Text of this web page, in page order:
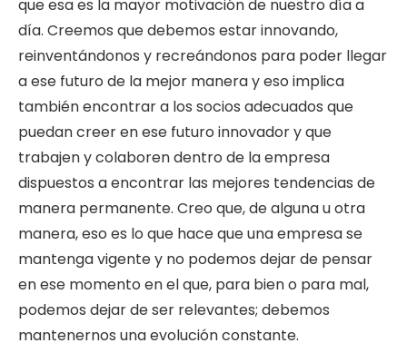
que esa es la mayor motivación de nuestro día a
día. Creemos que debemos estar innovando,
reinventándonos y recreándonos para poder llegar
a ese futuro de la mejor manera y eso implica
también encontrar a los socios adecuados que
puedan creer en ese futuro innovador y que
trabajen y colaboren dentro de la empresa
dispuestos a encontrar las mejores tendencias de
manera permanente. Creo que, de alguna u otra
manera, eso es lo que hace que una empresa se
mantenga vigente y no podemos dejar de pensar
en ese momento en el que, para bien o para mal,
podemos dejar de ser relevantes; debemos
mantenernos una evolución constante.